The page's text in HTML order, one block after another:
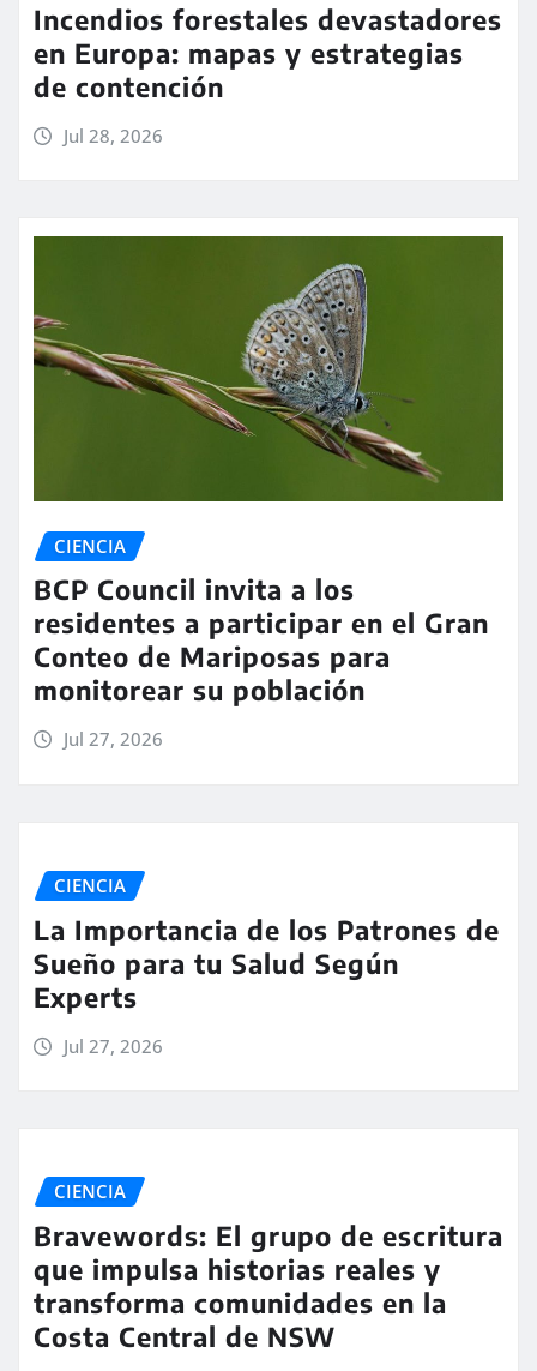
Incendios forestales devastadores
en Europa: mapas y estrategias
de contención
Jul 28, 2026
CIENCIA
BCP Council invita a los
residentes a participar en el Gran
Conteo de Mariposas para
monitorear su población
Jul 27, 2026
CIENCIA
La Importancia de los Patrones de
Sueño para tu Salud Según
Experts
Jul 27, 2026
CIENCIA
Bravewords: El grupo de escritura
que impulsa historias reales y
transforma comunidades en la
Costa Central de NSW